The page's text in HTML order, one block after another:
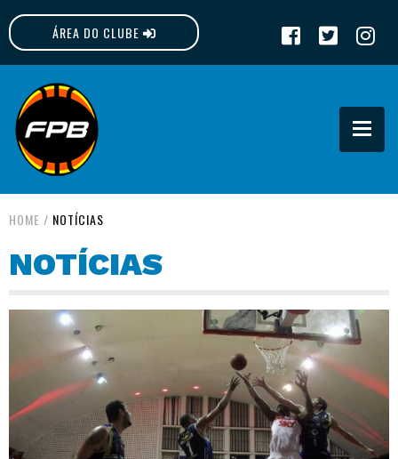
ÁREA DO CLUBE
FPB
HOME / NOTÍCIAS
NOTÍCIAS